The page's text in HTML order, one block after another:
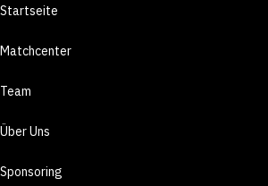
Startseite
Matchcenter
Team
Über Uns
Sponsoring